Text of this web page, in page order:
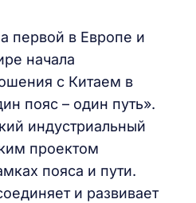
первой в Европе и
начала
с Китаем в
пояс – один путь».
индустриальный
проектом
пояса и пути.
и развивает